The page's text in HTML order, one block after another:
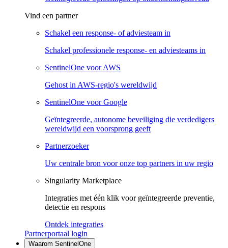
Vind een partner
Schakel een response- of adviesteam in
Schakel professionele response- en adviesteams in
SentinelOne voor AWS
Gehost in AWS-regio's wereldwijd
SentinelOne voor Google
Geïntegreerde, autonome beveiliging die verdedigers
wereldwijd een voorsprong geeft
Partnerzoeker
Uw centrale bron voor onze top partners in uw regio
Singularity Marketplace
Integraties met één klik voor geïntegreerde preventie,
detectie en respons
Ontdek integraties
Partnerportaal login
Waarom SentinelOne